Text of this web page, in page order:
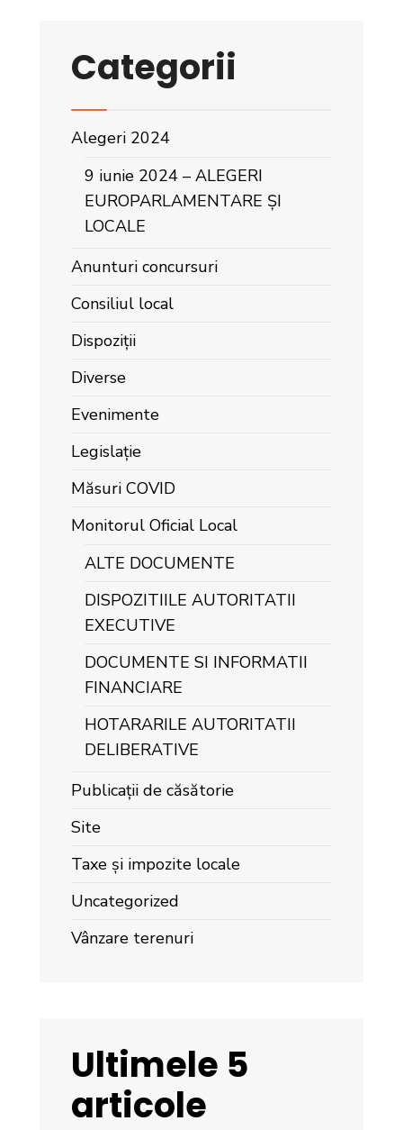
Categorii
Alegeri 2024
9 iunie 2024 – ALEGERI
EUROPARLAMENTARE ȘI
LOCALE
Anunturi concursuri
Consiliul local
Dispoziții
Diverse
Evenimente
Legislație
Măsuri COVID
Monitorul Oficial Local
ALTE DOCUMENTE
DISPOZITIILE AUTORITATII
EXECUTIVE
DOCUMENTE SI INFORMATII
FINANCIARE
HOTARARILE AUTORITATII
DELIBERATIVE
Publicații de căsătorie
Site
Taxe și impozite locale
Uncategorized
Vânzare terenuri
Ultimele 5
articole